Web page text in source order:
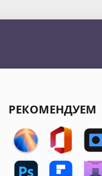
РЕКОМЕНДУЕМ